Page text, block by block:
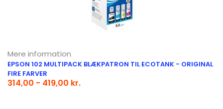
Mere information
EPSON 102 MULTIPACK BLÆKPATRON TIL ECOTANK - ORIGINAL
FIRE FARVER
314,00 - 419,00 kr.